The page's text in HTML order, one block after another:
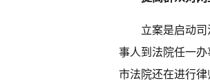
立案是启动
事人到法院任一
市法院还在进行